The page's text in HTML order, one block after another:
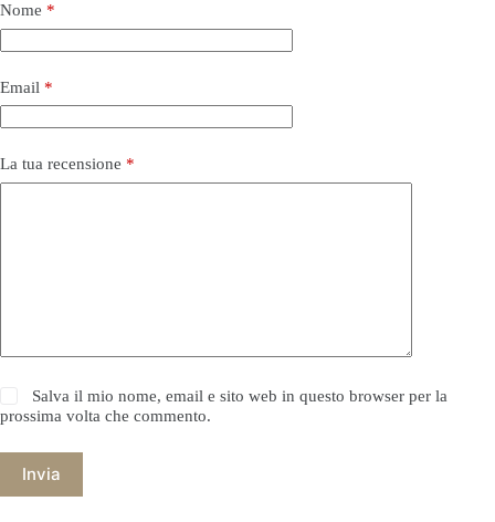
Nome *
Email *
La tua recensione *
Salva il mio nome, email e sito web in questo browser per la
prossima volta che commento.
Invia